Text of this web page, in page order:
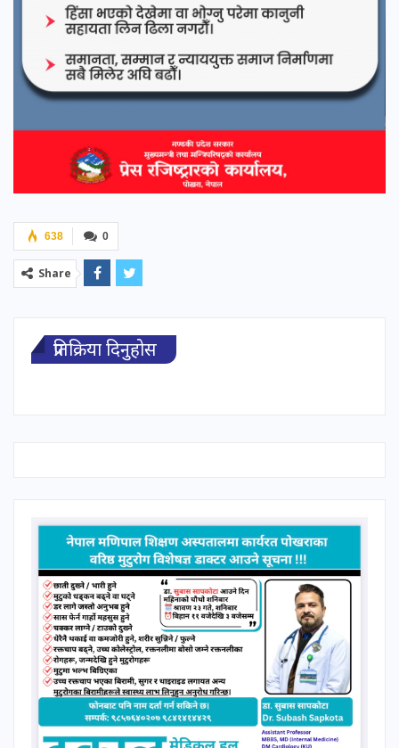
0
638
Share
प्रतिक्रिया दिनुहोस